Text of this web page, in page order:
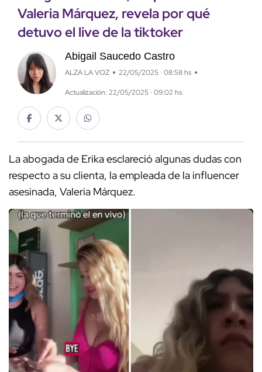
Valeria Márquez, revela por qué
detuvo el live de la tiktoker
Abigail Saucedo Castro
ALZA LA VOZ 22/05/2025 · 08:58 hs
Actualización: 22/05/2025 · 09:02 hs
La abogada de Erika esclareció algunas dudas con
respecto a su clienta, la empleada de la influencer
asesinada, Valeria Márquez.